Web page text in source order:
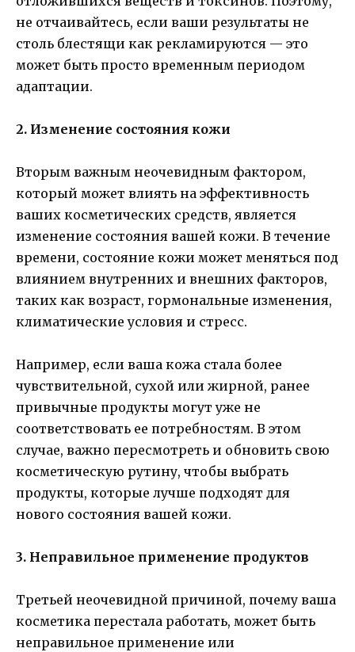
не отчаивайтесь, если ваши результаты не
столь блестящи как рекламируются — это
может быть просто временным периодом
адаптации.
2. Изменение состояния кожи
Вторым важным неочевидным фактором,
который может влиять на эффективность
ваших косметических средств, является
изменение состояния вашей кожи. В течение
времени, состояние кожи может меняться под
влиянием внутренних и внешних факторов,
таких как возраст, гормональные изменения,
климатические условия и стресс.
Например, если ваша кожа стала более
чувствительной, сухой или жирной, ранее
привычные продукты могут уже не
соответствовать ее потребностям. В этом
случае, важно пересмотреть и обновить свою
косметическую рутину, чтобы выбрать
продукты, которые лучше подходят для
нового состояния вашей кожи.
3. Неправильное применение продуктов
Третьей неочевидной причиной, почему ваша
косметика перестала работать, может быть
неправильное применение или